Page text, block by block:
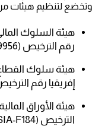
وتخضع لتنظيم هيئات
هيئة السلوك
رقم الترخيص (509956).
إفريقيا رقم الترخيص
الترخيص (SIA-F184).